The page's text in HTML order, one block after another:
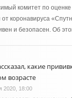
комитет по
коронавируса
и безопасен. Об
какие
возрасте
2020, 18:00